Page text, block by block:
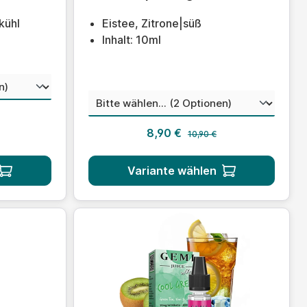
Eistee, Zitrone|süß
Inhalt: 10ml
Nikotinstärkeauswählen
Verkaufspreis:
8,90 € Regulärer Preis:
10,90 €
Variante wählen